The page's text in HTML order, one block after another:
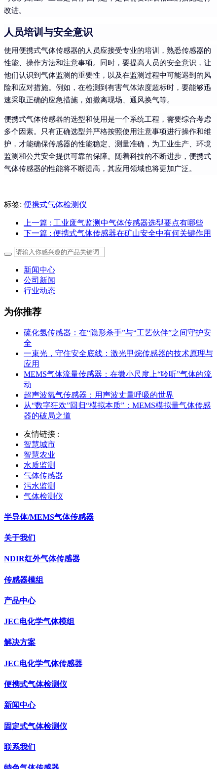
改进。
人员培训与安全意识
使用便携式气体传感器的人员应接受专业的培训，熟悉传感器的
性能、操作方法和注意事项。同时，要提高人员的安全意识，让
他们认识到气体监测的重要性，以及在监测过程中可能遇到的风
险和应对措施。例如，在检测到有害气体浓度超标时，要能够迅
速采取正确的应急措施，如撤离现场、通风换气等。
便携式气体传感器的选型和使用是一个系统工程，需要综合考虑
多个因素。只有正确选型并严格按照使用注意事项进行操作和维
护，才能确保传感器的性能稳定、测量准确，为工业生产、环境
监测和公共安全提供可靠的保障。随着科技的不断进步，便携式
气体传感器的性能将不断提高，其应用领域也将更加广泛。
标签: 便携式气体检测仪
上一篇 : 工业废气监测中气体传感器选型要点有哪些
下一篇 : 便携式气体传感器在矿山安全中有何关键作用
新闻中心
公司新闻
行业动态
为你推荐
硫化氢传感器：在“隐形杀手”与“工艺伙伴”之间守护安
全
一束光，守住安全底线：激光甲烷传感器的技术原理与
应用
MEMS气体流量传感器：在微小尺度上“聆听”气体的流
动
超声波氧气传感器：用声波丈量呼吸的世界
从“数字狂欢”回归“模拟本质”：MEMS模拟量气体传感
器的破局之道
友情链接 :
智慧城市
智慧农业
水质监测
气体传感器
污水监测
气体检测仪
半导体/MEMS气体传感器
关于我们
NDIR红外气体传感器
传感器模组
产品中心
JEC电化学气体模组
解决方案
JEC电化学气体传感器
便携式气体检测仪
新闻中心
固定式气体检测仪
联系我们